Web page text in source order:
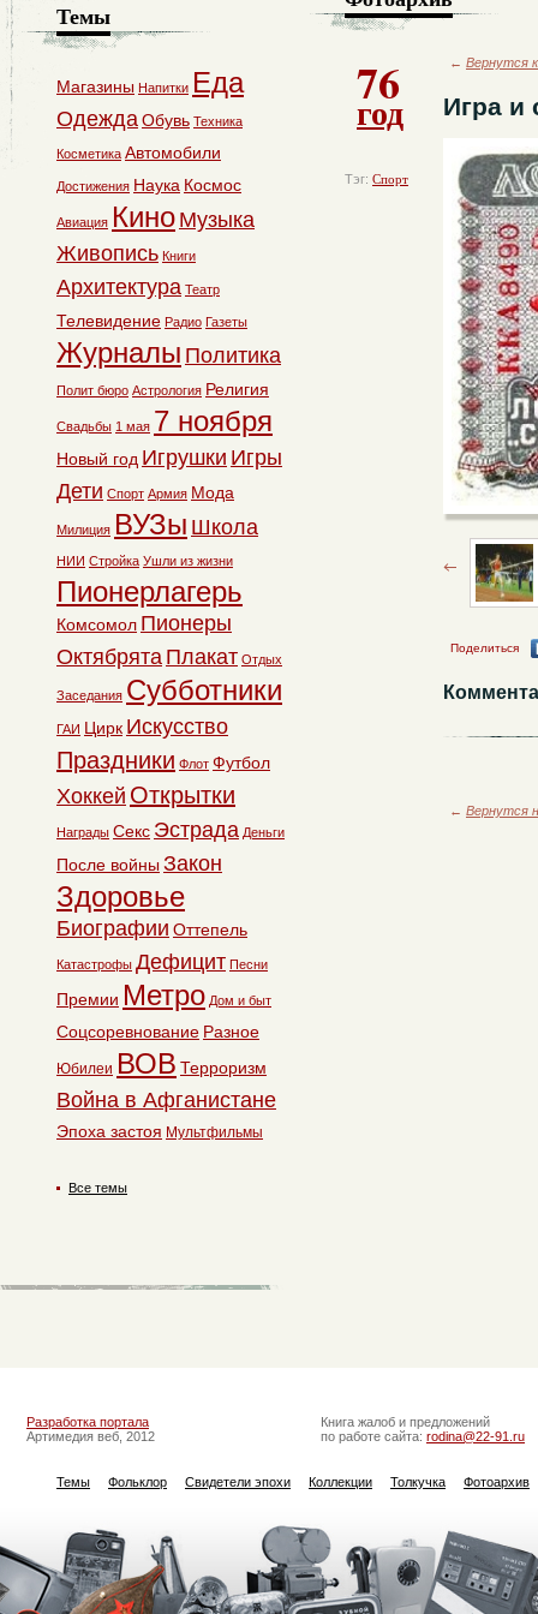
76
год
Тэг: Спорт
← Вернутся
Игра и
Поделиться
← Вернутся
Темы
Магазины Напитки Еда
ОдеждаОбувь Техника
Косметика Автомобили
Достижения Наука Космос
Авиация Кино Музыка
Живопись Книги
Архитектура Театр
Телевидение Радио Газеты
Журналы Политика
Полит бюро Астрология Религия
Свадьбы 1 мая 7 ноября
Новый год Игрушки Игры
Дети Спорт Армия Мода
Милиция ВУЗы Школа
НИИ Стройка Ушли из жизни
Пионерлагерь
Комсомол Пионеры
Октябрята Плакат Отдых
Заседания Субботники
ГАИ Цирк Искусство
Праздники Флот Футбол
Хоккей Открытки
Награды Секс Эстрада Деньги
После войны Закон
Здоровье
Биографии Оттепель
Катастрофы Дефицит Песни
Премии Метро Дом и быт
Соцсоревнование Разное
Юбилеи ВОВ Терроризм
Война в Афганистане
Эпоха застоя Мультфильмы
Все темы
Разработка портала
Артимедия веб, 2012
Книга жалоб и предложений
по работе сайта: rodina@22-91.ru
Темы Фольклор Свидетели эпохи Коллекции Толкучка Фотоархив